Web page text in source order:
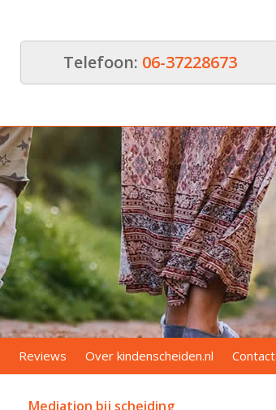
Telefoon: 06-37228673
Reviews Over kindenscheiden.nl Contact
Mediation bij scheiding